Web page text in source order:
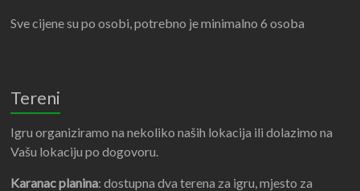
Sve cijene su po osobi, potrebno je minimalno 6 osoba
Tereni
Igru organiziramo na nekoliko naših lokacija ili dolazimo na
Vašu lokaciju po dogovoru.
Karanac planina: dostupna dva terena za igru, mjesto za